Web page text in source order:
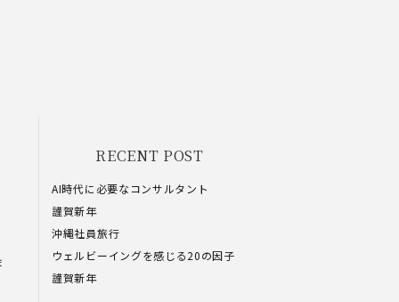
RECENT POST
AI時代に必要なコンサルタント
謹賀新年
沖縄社員旅行
ウェルビーイングを感じる20の因子
謹賀新年